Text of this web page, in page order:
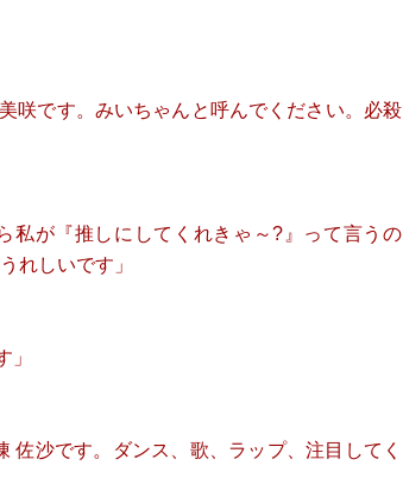
咲です。みいちゃんと呼んでください。必殺
私が『推しにしてくれきゃ～?』って言うの
れしいです」
」
佐沙です。ダンス、歌、ラップ、注目してく